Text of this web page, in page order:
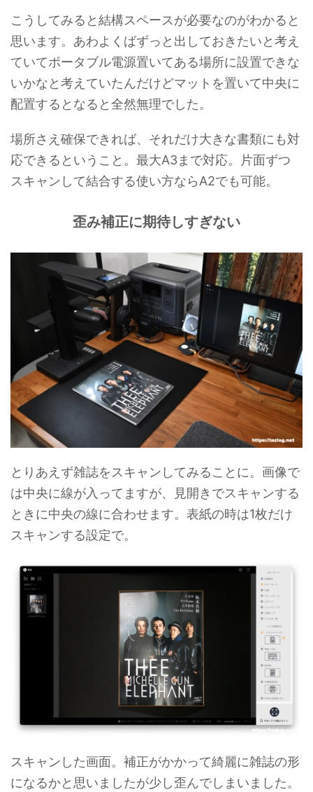
こうしてみると結構スペースが必要なのがわかると
思います。あわよくばずっと出しておきたいと考え
ていてポータブル電源置いてある場所に設置できな
いかなと考えていたんだけどマットを置いて中央に
配置するとなると全然無理でした。
場所さえ確保できれば、それだけ大きな書類にも対
応できるということ。最大A3まで対応。片面ずつ
スキャンして結合する使い方ならA2でも可能。
歪み補正に期待しすぎない
とりあえず雑誌をスキャンしてみることに。画像で
は中央に線が入ってますが、見開きでスキャンする
ときに中央の線に合わせます。表紙の時は1枚だけ
スキャンする設定で。
スキャンした画面。補正がかかって綺麗に雑誌の形
になるかと思いましたが少し歪んでしまいました。